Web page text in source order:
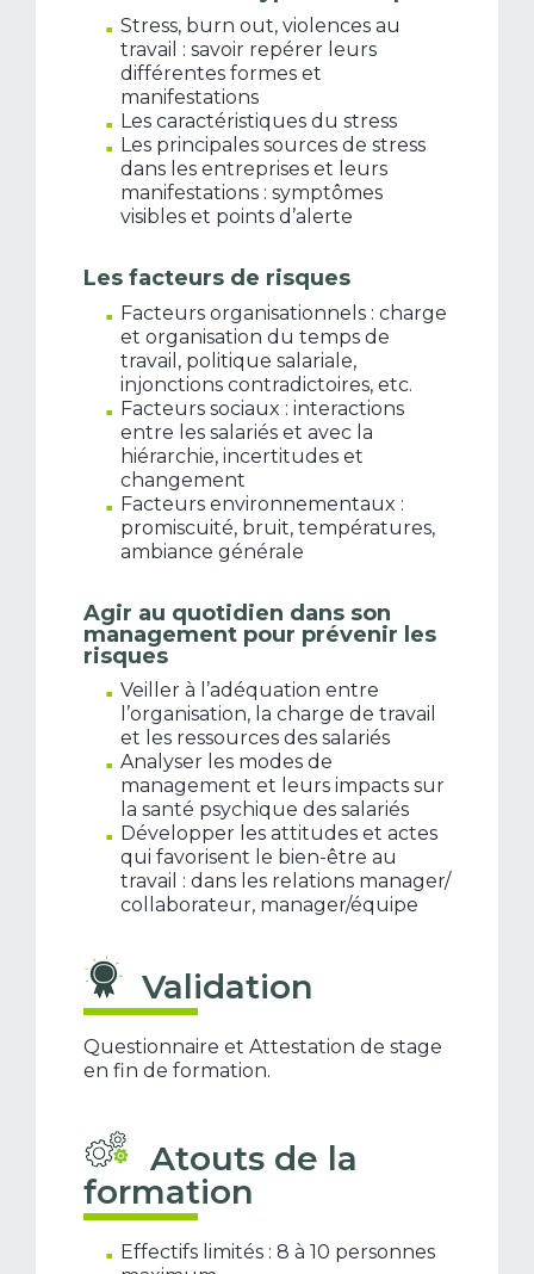
Stress, burn out, violences au
travail : savoir repérer leurs
différentes formes et
manifestations
Les caractéristiques du stress
Les principales sources de stress
dans les entreprises et leurs
manifestations : symptômes
visibles et points d’alerte
Les facteurs de risques
Facteurs organisationnels : charge
et organisation du temps de
travail, politique salariale,
injonctions contradictoires, etc.
Facteurs sociaux : interactions
entre les salariés et avec la
hiérarchie, incertitudes et
changement
Facteurs environnementaux :
promiscuité, bruit, températures,
ambiance générale
Agir au quotidien dans son
management pour prévenir les
risques
Veiller à l’adéquation entre
l’organisation, la charge de travail
et les ressources des salariés
Analyser les modes de
management et leurs impacts sur
la santé psychique des salariés
Développer les attitudes et actes
qui favorisent le bien-être au
travail : dans les relations manager/
collaborateur, manager/équipe
Validation
Questionnaire et Attestation de stage
en fin de formation.
Atouts de la
formation
Effectifs limités : 8 à 10 personnes